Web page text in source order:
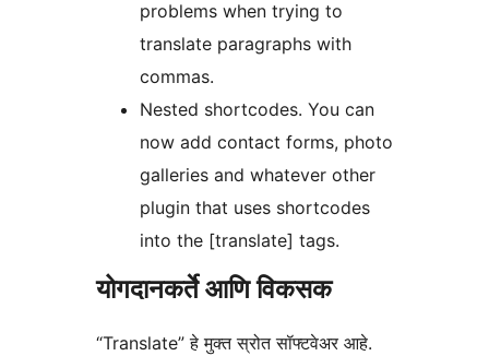
problems when trying to
translate paragraphs with
commas.
Nested shortcodes. You can
now add contact forms, photo
galleries and whatever other
plugin that uses shortcodes
into the [translate] tags.
योगदानकर्ते आणि विकसक
“Translate” हे मुक्त स्रोत सॉफ्टवेअर आहे.